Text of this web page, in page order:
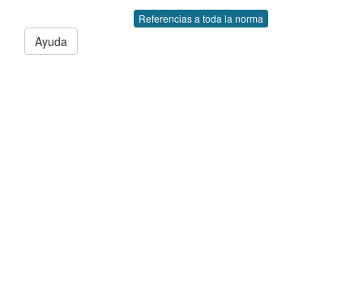
Referencias a toda la norma
Ayuda